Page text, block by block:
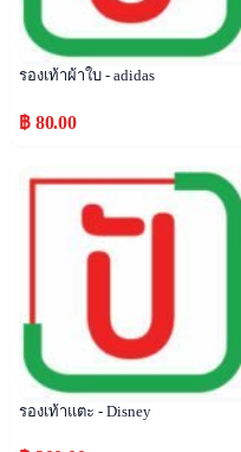
รองเท้าผ้าใบ - adidas
฿ 80.00
Popular
รองเท้าแตะ - Disney